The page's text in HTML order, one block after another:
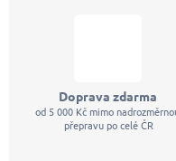
Doprava zdarma
od 5 000 Kč mimo
přepravu po celé ČR